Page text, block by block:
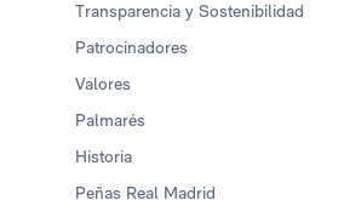
Transparencia y Sostenibilidad
Patrocinadores
Valores
Palmarés
Historia
Peñas Real Madrid